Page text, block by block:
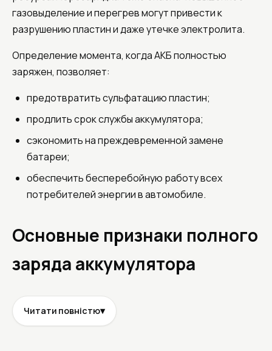
газовыделение и перегрев могут привести к
разрушению пластин и даже утечке электролита.
Определение момента, когда АКБ полностью
заряжен, позволяет:
предотвратить сульфатацию пластин;
продлить срок службы аккумулятора;
сэкономить на преждевременной замене
батареи;
обеспечить бесперебойную работу всех
потребителей энергии в автомобиле.
Основные признаки полного
заряда аккумулятора
1. Показания вольтметра
Читати повністю▾